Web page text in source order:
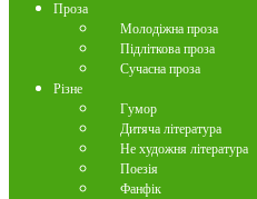
Проза
Молодіжна проза
Підліткова проза
Сучасна проза
Різне
Гумор
Дитяча література
Не художня література
Поезія
Фанфік